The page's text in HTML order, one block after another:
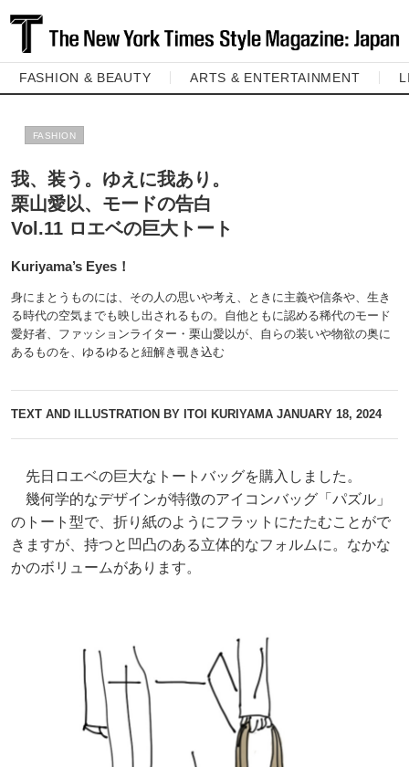
FASHION & BEAUTY ARTS & ENTERTAINMENT
FASHION
我、装う。ゆえに我あり。
栗山愛以、モードの告白
Vol.11 ロエベの巨大トート
Kuriyama’s Eyes！
身にまとうものには、その人の思いや考え、ときに主義や信条や、生き
る時代の空気までも映し出されるもの。自他ともに認める稀代のモード
愛好者、ファッションライター・栗山愛以が、自らの装いや物欲の奥に
あるものを、ゆるゆると紐解き覗き込む
TEXT AND ILLUSTRATION BY ITOI KURIYAMA JANUARY 18, 2024
先日ロエベの巨大なトートバッグを購入しました。
幾何学的なデザインが特徴のアイコンバッグ「パズル」
のトート型で、折り紙のようにフラットにたたむことがで
きますが、持つと凹凸のある立体的なフォルムに。なかな
かのボリュームがあります。